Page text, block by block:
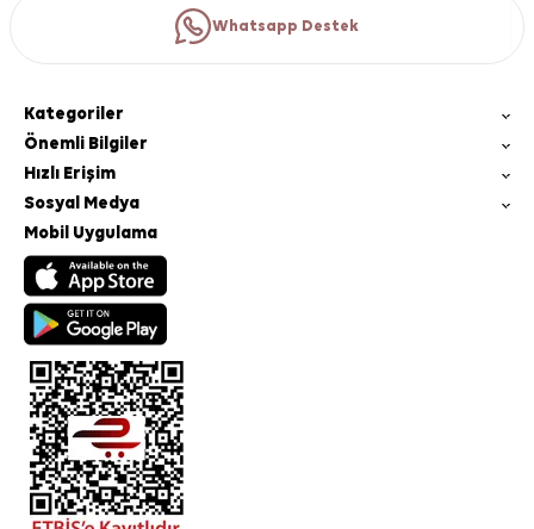
Whatsapp Destek
Kategoriler
Önemli Bilgiler
Hızlı Erişim
Sosyal Medya
Mobil Uygulama